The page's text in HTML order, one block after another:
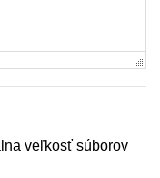
veľkosť súborov